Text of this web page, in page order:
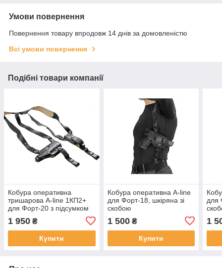
Умови повернення
Повернення товару впродовж 14 днів за домовленістю
Всі умови повернення
Подібні товари компанії
Кобура оперативна
тришарова A-line 1КП2+
для Форт-20 з підсумком
1 950 ₴
Купити
Кобура оперативна A-line
для Форт-18, шкіряна зі
скобою
1 500₴
Купити
для
1